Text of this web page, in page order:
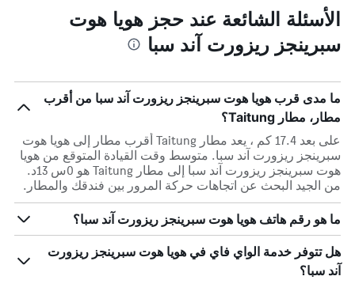
الأسئلة الشائعة عند حجز هويا هوت
سبرينجز ريزورت آند سبا
ما مدى قرب هويا هوت سبرينجز ريزورت آند سبا من أقرب
مطار، مطار Taitung؟
على بعد 17.4 كم ، يعد مطار Taitung أقرب مطار إلى هويا هوت
سبرينجز ريزورت آند سبا. متوسط وقت القيادة المتوقع من هويا
هوت سبرينجز ريزورت آند سبا إلى مطار Taitung هو 0س 13د.
من الجيد البحث عن اتجاهات حركة المرور بين فندقك والمطار.
ما هو رقم هاتف هويا هوت سبرينجز ريزورت آند سبا؟
هل تتوفر خدمة الواي فاي في هويا هوت سبرينجز ريزورت
آند سبا؟